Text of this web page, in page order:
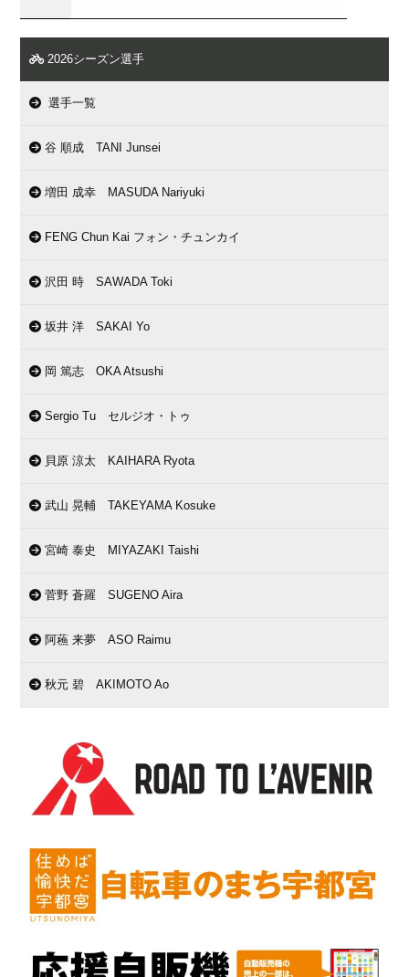
2026シーズン選手
選手一覧
谷 順成 TANI Junsei
増田 成幸 MASUDA Nariyuki
FENG Chun Kai フォン・チュンカイ
沢田 時 SAWADA Toki
坂井 洋 SAKAI Yo
岡 篤志 OKA Atsushi
Sergio Tu セルジオ・トゥ
貝原 涼太 KAIHARA Ryota
武山 晃輔 TAKEYAMA Kosuke
宮崎 泰史 MIYAZAKI Taishi
菅野 蒼羅 SUGENO Aira
阿蘓 来夢 ASO Raimu
秋元 碧 AKIMOTO Ao